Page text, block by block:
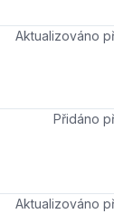
Aktualizováno
Přidáno
Aktualizováno